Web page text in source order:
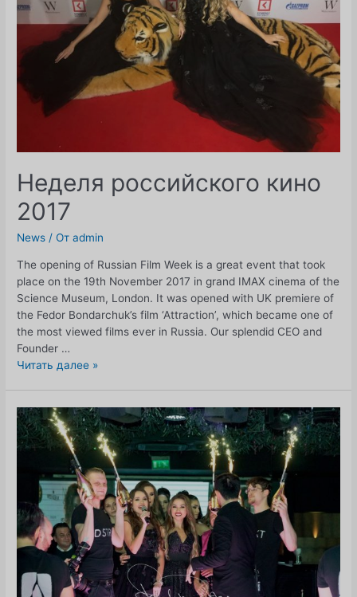
СССР
Великобритания,
воскресенье
апреля
Неделя российского кино
2017
News / От admin
The opening of Russian Film Week is a great event that took
place on the 19th November 2017 in grand IMAX cinema of the
Science Museum, London. It was opened with UK premiere of
the Fedor Bondarchuk’s film ‘Attraction’, which became one of
the most viewed films ever in Russia. Our splendid CEO and
Founder …
Неделя
2017
Читать далее »